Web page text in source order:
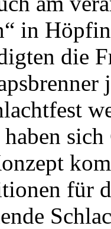
in
die
für